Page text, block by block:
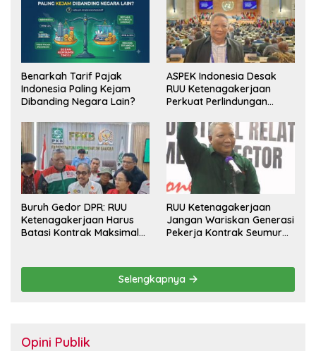
Benarkah Tarif Pajak
Indonesia Paling Kejam
Dibanding Negara Lain?
ASPEK Indonesia Desak
RUU Ketenagakerjaan
Perkuat Perlindungan
Pesangon
Buruh Gedor DPR: RUU
Ketenagakerjaan Harus
Batasi Kontrak Maksimal
RUU Ketenagakerjaan
Jangan Wariskan Generasi
Pekerja Kontrak Seumur
Selengkapnya
Opini Publik